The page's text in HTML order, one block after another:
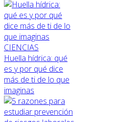
CIENCIAS
Huella hídrica: qué
es y por qué dice
más de ti de lo que
imaginas